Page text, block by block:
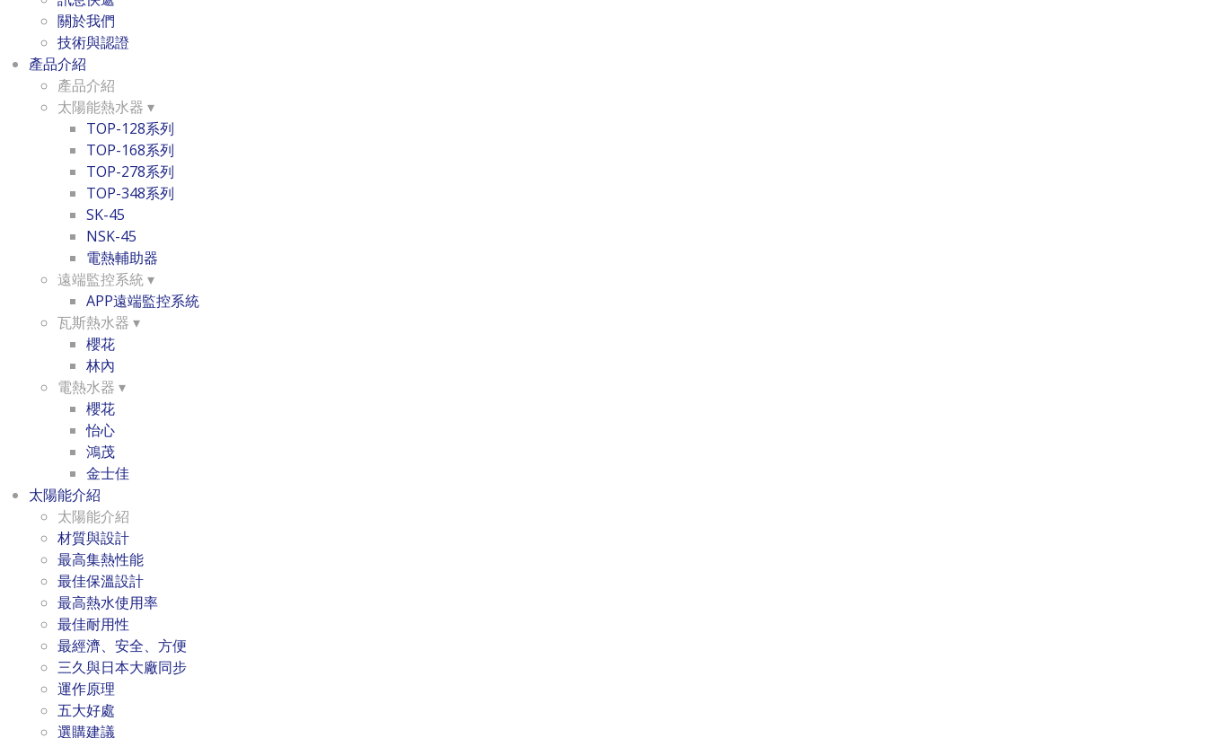
關於我們
技術與認證
產品介紹
產品介紹
太陽能熱水器 ▾
TOP-128系列
TOP-168系列
TOP-278系列
TOP-348系列
SK-45
NSK-45
電熱輔助器
遠端監控系統 ▾
APP遠端監控系統
瓦斯熱水器 ▾
櫻花
林內
電熱水器 ▾
櫻花
怡心
鴻茂
金士佳
太陽能介紹
太陽能介紹
材質與設計
最高集熱性能
最佳保溫設計
最高熱水使用率
最佳耐用性
最經濟、安全、方便
三久與日本大廠同步
運作原理
五大好處
選購建議